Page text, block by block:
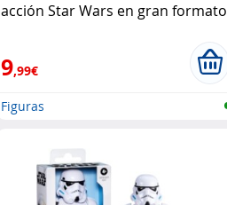
acción Star Wars en gran formato
9,99€
Figuras